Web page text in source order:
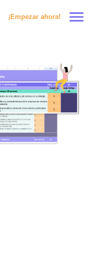
¡Empezar ahora! menu